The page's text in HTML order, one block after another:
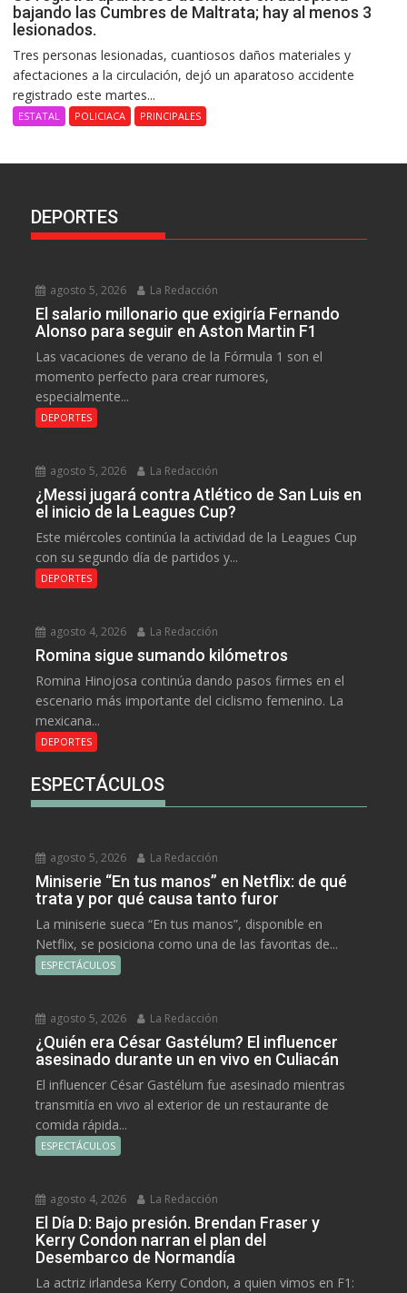
bajando las Cumbres de Maltrata; hay al menos 3
lesionados.
Tres personas lesionadas, cuantiosos daños materiales y
afectaciones a la circulación, dejó un aparatoso accidente
registrado este martes...
ESTATAL POLICIACA PRINCIPALES
DEPORTES
agosto 5, 2026 La Redacción
El salario millonario que exigiría Fernando
Alonso para seguir en Aston Martin F1
Las vacaciones de verano de la Fórmula 1 son el
momento perfecto para crear rumores,
especialmente...
DEPORTES
agosto 5, 2026 La Redacción
¿Messi jugará contra Atlético de San Luis en
el inicio de la Leagues Cup?
Este miércoles continúa la actividad de la Leagues Cup
con su segundo día de partidos y...
DEPORTES
agosto 4, 2026 La Redacción
Romina sigue sumando kilómetros
Romina Hinojosa continúa dando pasos firmes en el
escenario más importante del ciclismo femenino. La
mexicana...
DEPORTES
ESPECTÁCULOS
agosto 5, 2026 La Redacción
Miniserie “En tus manos” en Netflix: de qué
trata y por qué causa tanto furor
La miniserie sueca “En tus manos”, disponible en
Netflix, se posiciona como una de las favoritas de...
ESPECTÁCULOS
agosto 5, 2026 La Redacción
¿Quién era César Gastélum? El influencer
asesinado durante un en vivo en Culiacán
El influencer César Gastélum fue asesinado mientras
transmitía en vivo al exterior de un restaurante de
comida rápida...
ESPECTÁCULOS
agosto 4, 2026 La Redacción
El Día D: Bajo presión. Brendan Fraser y
Kerry Condon narran el plan del
Desembarco de Normandía
La actriz irlandesa Kerry Condon, a quien vimos en F1: